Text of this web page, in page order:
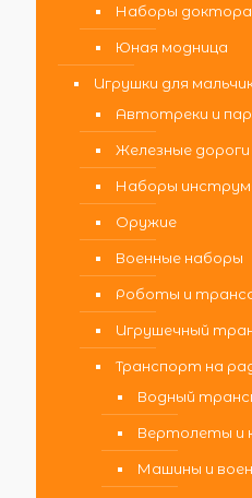
Наборы доктора
Юная модница
Игрушки для
Автотреки и
Железные дороги
Наборы
Оружие
Военные наборы
Роботы и
Игрушечный
Транспорт на
Водный
Вертолеты и
Машины и